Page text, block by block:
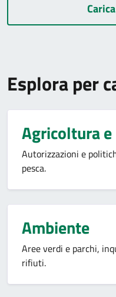
Esplora per
Agricoltura e
Autorizzazioni e
pesca.
Ambiente
Aree verdi e parchi,
rifiuti.